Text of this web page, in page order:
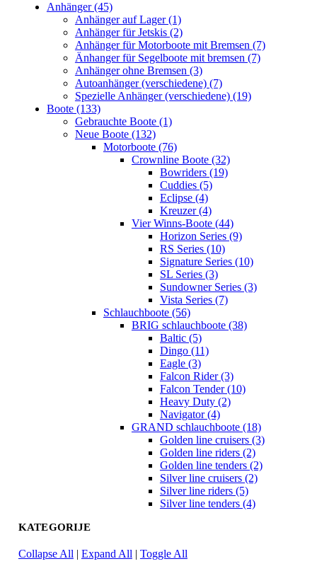
Anhänger (45)
Anhänger auf Lager (1)
Anhänger für Jetskis (2)
Anhänger für Motorboote mit Bremsen (7)
Änhanger für Segelboote mit bremsen (7)
Anhänger ohne Bremsen (3)
Autoanhänger (verschiedene) (7)
Spezielle Anhänger (verschiedene) (19)
Boote (133)
Gebrauchte Boote (1)
Neue Boote (132)
Motorboote (76)
Crownline Boote (32)
Bowriders (19)
Cuddies (5)
Eclipse (4)
Kreuzer (4)
Vier Winns-Boote (44)
Horizon Series (9)
RS Series (10)
Signature Series (10)
SL Series (3)
Sundowner Series (3)
Vista Series (7)
Schlauchboote (56)
BRIG schlauchboote (38)
Baltic (5)
Dingo (11)
Eagle (3)
Falcon Rider (3)
Falcon Tender (10)
Heavy Duty (2)
Navigator (4)
GRAND schlauchboote (18)
Golden line cruisers (3)
Golden line riders (2)
Golden line tenders (2)
Silver line cruisers (2)
Silver line riders (5)
Silver line tenders (4)
KATEGORIJE
Collapse All | Expand All | Toggle All